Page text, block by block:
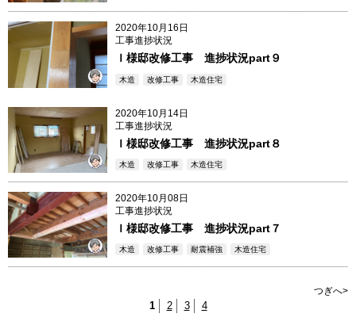
member6
member3
2020年10月16日
工事進捗状況
Ｉ様邸改修工事 進捗状況part９
木造 改修工事 木造住宅
member3
2020年10月14日
工事進捗状況
Ｉ様邸改修工事 進捗状況part８
木造 改修工事 木造住宅
member3
2020年10月08日
工事進捗状況
Ｉ様邸改修工事 進捗状況part７
木造 改修工事 耐震補強 木造住宅
つぎへ>
1 2 3 4